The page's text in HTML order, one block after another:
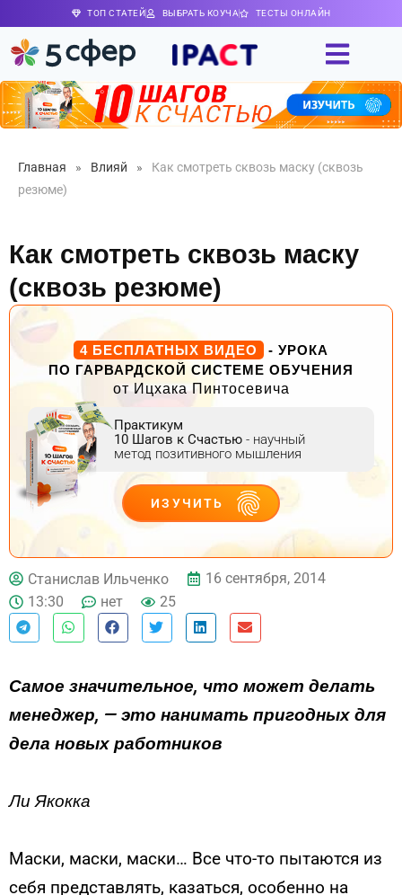
ТОП СТАТЕЙ ВЫБРАТЬ КОУЧА ТЕСТЫ ОНЛАЙН
Главная » Влияй »
Как смотреть сквозь маску (сквозь
резюме)
Как смотреть сквозь маску
(сквозь резюме)
4 БЕСПЛАТНЫХ ВИДЕО
- УРОКА
ПО ГАРВАРДСКОЙ СИСТЕМЕ ОБУЧЕНИЯ
от Ицхака Пинтосевича
Практикум
10 Шагов к Счастью - научный
метод позитивного мышления
ИЗУЧИТЬ
ДЕЙСТВУЙ
Станислав Ильченко
16 сентября, 2014
13:30
нет 25
Самое значительное, что может делать
менеджер, — это нанимать пригодных для
дела новых работников
Ли Якокка
Маски, маски, маски… Все что-то пытаются из
себя представлять, казаться, особенно на